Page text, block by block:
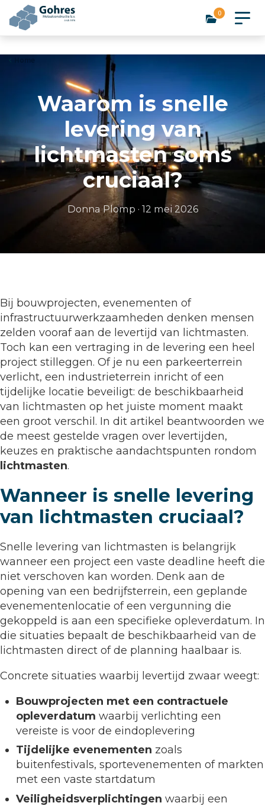
0
Waarom is snelle
levering van
lichtmasten soms
cruciaal?
Donna Plomp · 12 mei 2026
Bij bouwprojecten, evenementen of
infrastructuurwerkzaamheden denken mensen
zelden vooraf aan de levertijd van lichtmasten.
Toch kan een vertraging in de levering een heel
project stilleggen. Of je nu een parkeerterrein
verlicht, een industrieterrein inricht of een
tijdelijke locatie beveiligt: de beschikbaarheid
van lichtmasten op het juiste moment maakt
een groot verschil. In dit artikel beantwoorden we
de meest gestelde vragen over levertijden,
keuzes en praktische aandachtspunten rondom
lichtmasten.
Wanneer is snelle levering
van lichtmasten cruciaal?
Snelle levering van lichtmasten is belangrijk
wanneer een project een vaste deadline heeft die
niet verschoven kan worden. Denk aan de
opening van een bedrijfsterrein, een geplande
evenementenlocatie of een vergunning die
gekoppeld is aan een specifieke opleverdatum. In
die situaties bepaalt de beschikbaarheid van de
lichtmasten direct of de planning haalbaar is.
Concrete situaties waarbij levertijd zwaar weegt:
Bouwprojecten met een contractuele
opleverdatum waarbij verlichting een
vereiste is voor de eindoplevering
Tijdelijke evenementen zoals
buitenfestivals, sportevenementen of markten
met een vaste startdatum
Veiligheidsverplichtingen waarbij een